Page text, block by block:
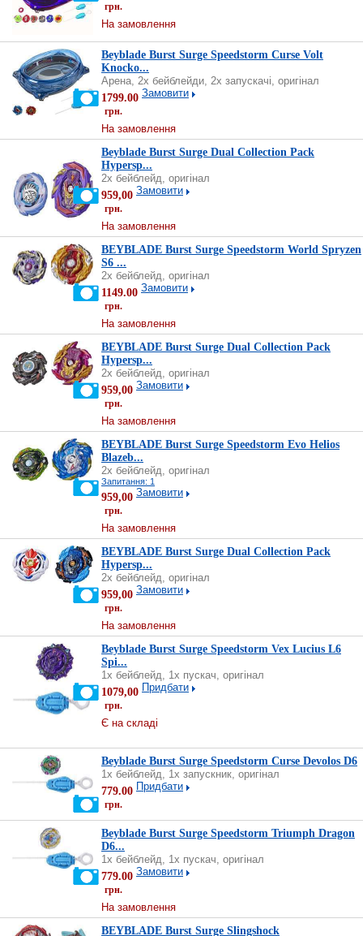
грн.
На замовлення
Beyblade Burst Surge Speedstorm Curse Volt
Knocko...
Арена, 2х бейблейди, 2x запускачі, оригінал
1799.00
грн.
Замовити
На замовлення
Beyblade Burst Surge Dual Collection Pack
Hypersp...
2х бейблейд, оригінал
959,00
грн.
Замовити
На замовлення
BEYBLADE Burst Surge Speedstorm World Spryzen
S6 ...
2х бейблейд, оригінал
1149.00
грн.
Замовити
На замовлення
BEYBLADE Burst Surge Dual Collection Pack
Hypersp...
2х бейблейд, оригінал
959,00
грн.
Замовити
На замовлення
BEYBLADE Burst Surge Speedstorm Evo Helios
Blazeb...
2х бейблейд, оригінал
Запитання: 1
959,00
грн.
Замовити
На замовлення
BEYBLADE Burst Surge Dual Collection Pack
Hypersp...
2х бейблейд, оригінал
959,00
грн.
Замовити
На замовлення
Beyblade Burst Surge Speedstorm Vex Lucius L6
Spi...
1х бейблейд, 1х пускач, оригінал
1079,00
грн.
Придбати
Є на складі
Beyblade Burst Surge Speedstorm Curse Devolos D6
1х бейблейд, 1х запускник, оригінал
779.00
грн.
Придбати
Beyblade Burst Surge Speedstorm Triumph Dragon
D6...
1х бейблейд, 1х пускач, оригінал
779.00
грн.
Замовити
На замовлення
BEYBLADE Burst Surge Slingshock